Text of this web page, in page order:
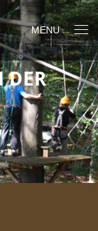
MENU
R